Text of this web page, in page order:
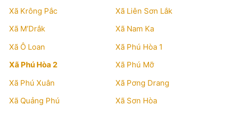
Xã Krông Pắc
Xã Liên Sơn Lắk
Xã M’Drắk
Xã Nam Ka
Xã Ô Loan
Xã Phú Hòa 1
Xã Phú Hòa 2
Xã Phú Mỡ
Xã Phú Xuân
Xã Pơng Drang
Xã Quảng Phú
Xã Sơn Hòa